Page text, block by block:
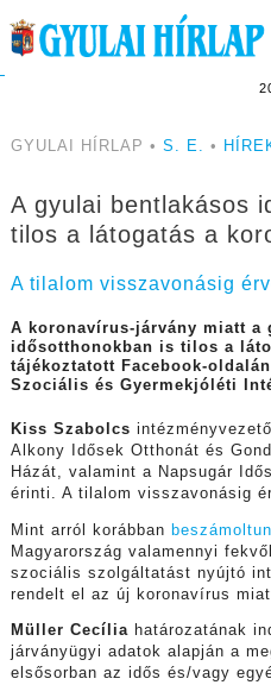
GYULAI HÍRLAP • S. E. •
A gyulai bentlakásos
tilos a látogatás a
A tilalom visszavonásig
A koronavírus-járvány miatt a
idősotthonokban is tilos a
tájékoztatott Facebook-
Szociális és Gyermekjóléti
Kiss Szabolcs
Alkony Idősek Otthonát és
Házát, valamint a Napsugár
érinti. A tilalom visszavonásig
Mint arról korábban
Magyarország valamennyi
szociális szolgáltatást nyújtó
rendelt el az új koronavírus
Müller Cecíliahatározatának
járványügyi adatok alapján a
elsősorban az idős és/vagy